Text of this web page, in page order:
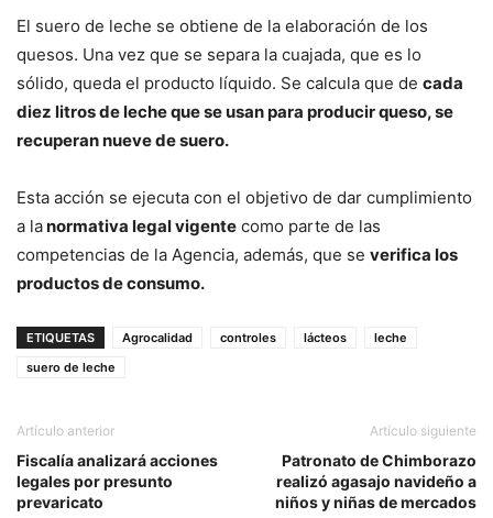
El suero de leche se obtiene de la elaboración de los
quesos. Una vez que se separa la cuajada, que es lo
sólido, queda el producto líquido. Se calcula que de cada
diez litros de leche que se usan para producir queso, se
recuperan nueve de suero.
Esta acción se ejecuta con el objetivo de dar cumplimiento
a lanormativa legal vigente como parte de las
competencias de la Agencia, además, que se verifica los
productos de consumo.
ETIQUETAS Agrocalidad controles lácteos
leche
suero de leche
Artículo anterior
Fiscalía analizará acciones
legales por presunto
prevaricato
Artículo siguiente
Patronato de Chimborazo
realizó agasajo navideño a
niños y niñas de mercados